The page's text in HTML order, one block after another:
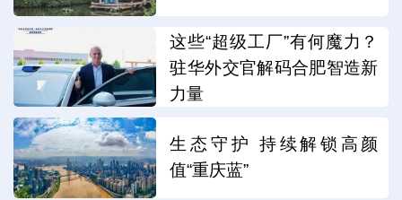
这些“超级工厂”有何魔力？
驻华外交官解码合肥智造新
力量
生态守护 持续解锁高颜
值“重庆蓝”